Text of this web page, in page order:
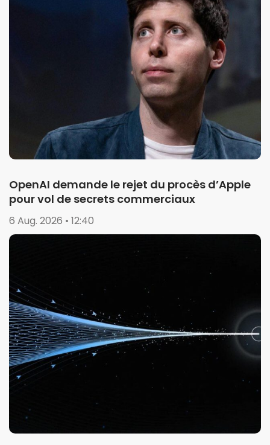
OpenAI demande le rejet du procès d’Apple
pour vol de secrets commerciaux
6 Aug. 2026 • 12:40